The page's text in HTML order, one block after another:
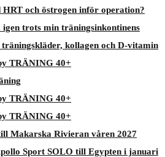
HRT och östrogen inför operation?
trots min träningsinkontinens
träningskläder, kollagen och D-vitamin
TRÄNING 40+
TRÄNING 40+
TRÄNING 40+
Makarska Rivieran våren 2027
Sport SOLO till Egypten i januari